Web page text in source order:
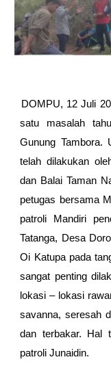
DOMPU, 12 Juli
satu masalah
Gunung Tambora.
telah dilakukan
dan Balai Taman
petugas bersama
patroli Mandiri
Tatanga, Desa
Oi Katupa pada
sangat penting
lokasi – lokasi
savanna, seresah
dan terbakar. Hal
patroli Junaidin.